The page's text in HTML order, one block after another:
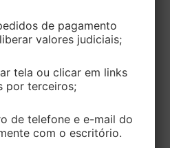
permite que o
pactuado
de pagamento
valores judiciais;
tela ou clicar em links
por terceiros;
de telefone e e-mail do
com o escritório.